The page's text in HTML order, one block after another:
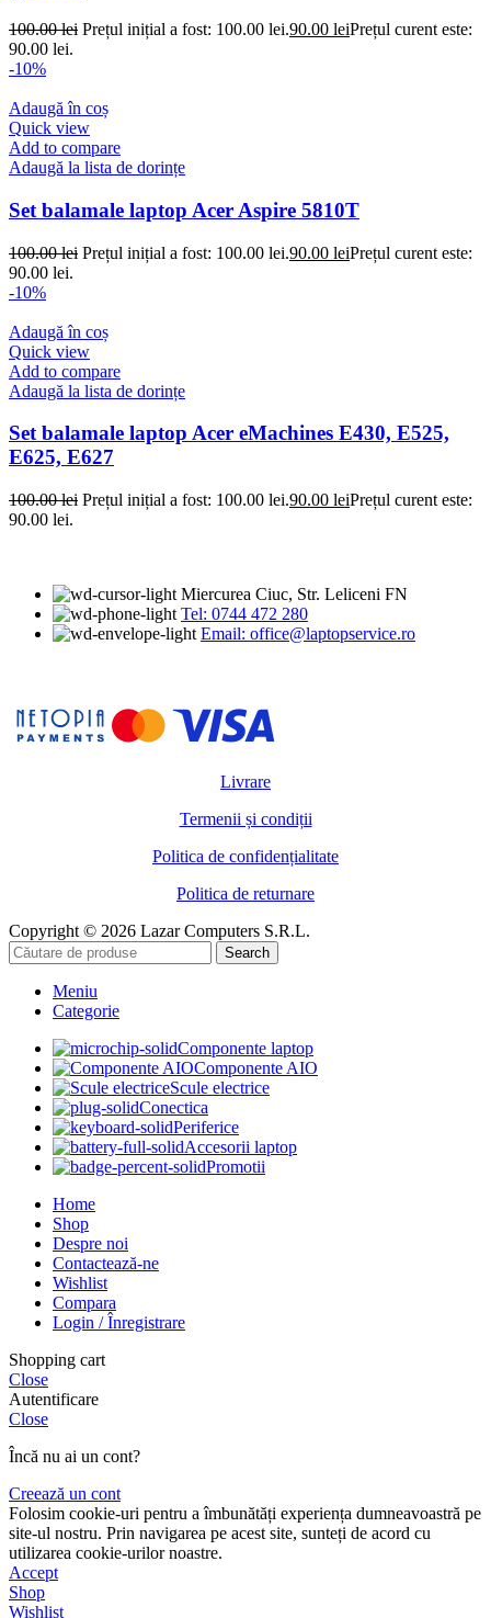
100.00lei Prețul inițial a fost: 100.00 lei.90.00 leiPrețul curent este:
90.00 lei.
-10%
Adaugă în coș
Quick view
Add to compare
Adaugă la lista de dorințe
Set balamale laptop Acer Aspire 5810T
100.00lei Prețul inițial a fost: 100.00 lei.90.00 leiPrețul curent este:
90.00 lei.
-10%
Adaugă în coș
Quick view
Add to compare
Adaugă la lista de dorințe
Set balamale laptop Acer eMachines E430, E525,
E625, E627
100.00lei Prețul inițial a fost: 100.00 lei.90.00 leiPrețul curent este:
90.00 lei.
Miercurea Ciuc, Str. Leliceni FN
Tel: 0744 472 280
Email: office@laptopservice.ro
Livrare
Termenii și condiții
Politica de confidențialitate
Politica de returnare
Copyright © 2026 Lazar Computers S.R.L.
Search
Meniu
Categorie
Componente laptop
Componente AIO
Scule electrice
Conectica
Periferice
Accesorii laptop
Promotii
Home
Shop
Despre noi
Contactează-ne
Wishlist
Compara
Login / Înregistrare
Shopping cart
Close
Autentificare
Close
Încă nu ai un cont?
Creează un cont
Folosim cookie-uri pentru a îmbunătăți experiența dumneavoastră pe
site-ul nostru. Prin navigarea pe acest site, sunteți de acord cu
utilizarea cookie-urilor noastre.
Accept
Shop
Wishlist